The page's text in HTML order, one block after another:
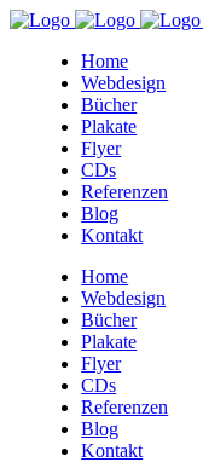
Home
Webdesign
Bücher
Plakate
Flyer
CDs
Referenzen
Blog
Kontakt
Home
Webdesign
Bücher
Plakate
Flyer
CDs
Referenzen
Blog
Kontakt